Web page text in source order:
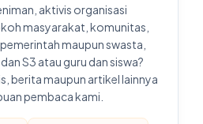
aktivis organisasi
masyarakat, komunitas,
maupun swasta,
S3 atau guru dan siswa?
berita maupun artikel lainnya
pembaca kami.